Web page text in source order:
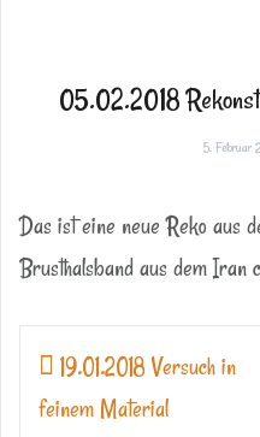
05.02.2018
5. Februar
Das ist eine neue Reko aus
Brusthalsband aus dem Iran
Beitragsnavigation
19.01.2018 Versuch in
feinem Material